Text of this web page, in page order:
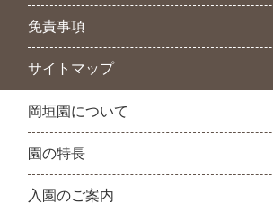
免責事項
サイトマップ
岡垣園について
園の特長
入園のご案内